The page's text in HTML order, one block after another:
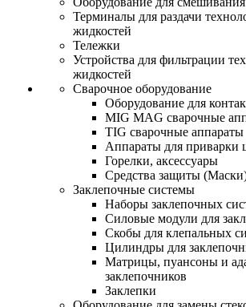
Терминалы для раздачи
жидкостей
Тележки
Устройства для фильтрации
жидкостей
Сварочное оборудование
Оборудование для
MIG MAG сварочные
TIG сварочные аппараты
Аппараты для приварки
Горелки, аксессуары
Средства защиты
Заклепочные системы
Наборы заклепочных
Силовые модули для
Скобы для клепальных
Цилиндры для
Матрицы, пуансоны и
заклепочников
Заклепки